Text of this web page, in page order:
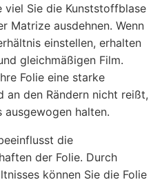
viel Sie die Kunststoffblase
Matrize ausdehnen. Wenn
einstellen, erhalten
gleichmäßigen Film.
Folie eine starke
an den Rändern nicht reißt,
ausgewogen halten.
die
der Folie. Durch
können Sie die Folie